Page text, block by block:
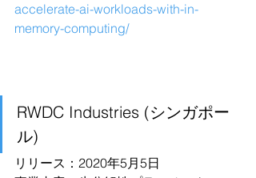
accelerate-ai-workloads-with-in-
memory-computing/
RWDC Industries (シンガポー
ル)
リリース：2020年5月5日